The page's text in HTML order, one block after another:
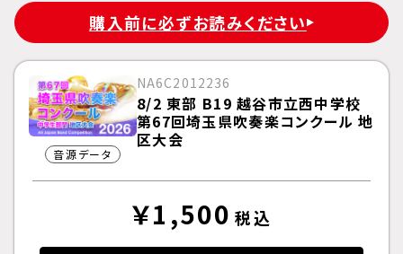
購入前に必ずお読みください
音源データ
NA6C2012236
8/2 東部 B19 越谷市立西中学校
第67回埼玉県吹奏楽コンクール 地
区大会
￥1,500 税込